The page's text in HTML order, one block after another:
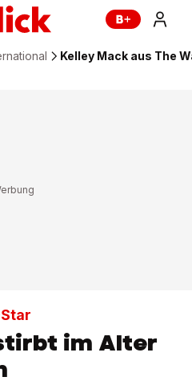
Kelley Mack aus The
im Alter